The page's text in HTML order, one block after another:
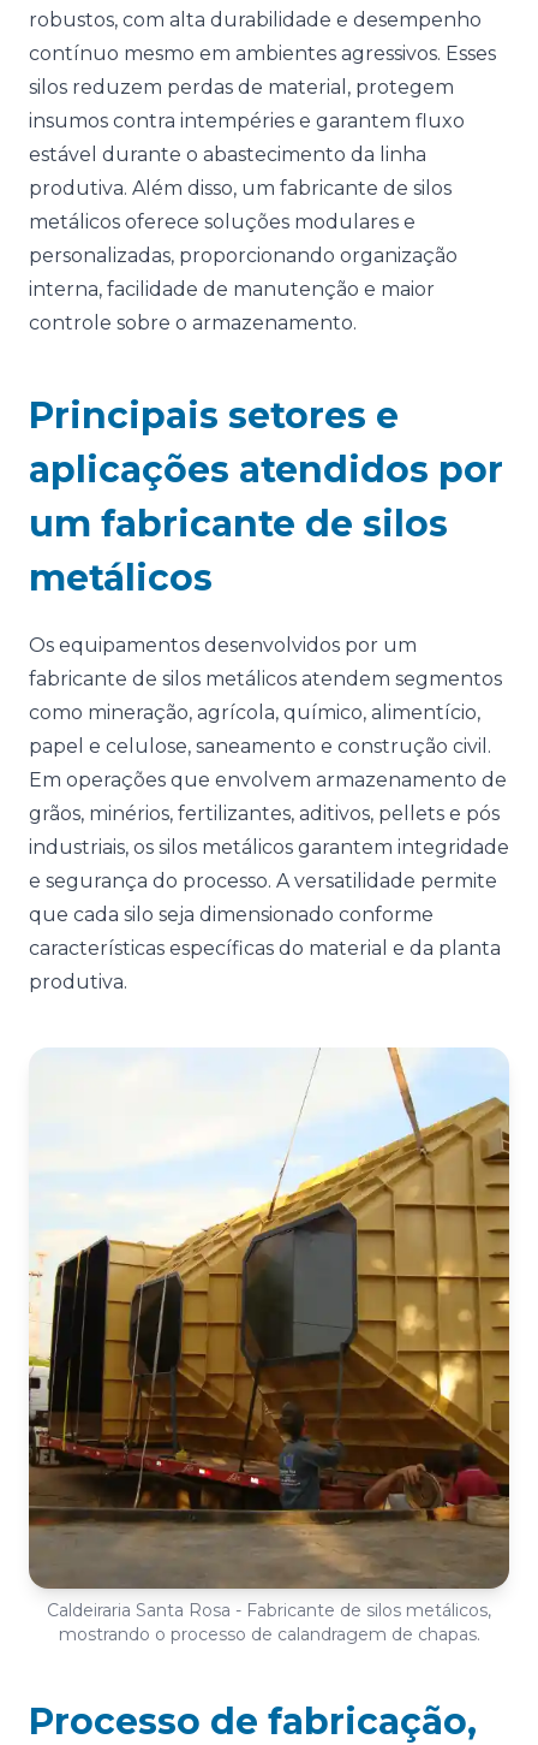
robustos, com alta durabilidade e desempenho
contínuo mesmo em ambientes agressivos. Esses
silos reduzem perdas de material, protegem
insumos contra intempéries e garantem fluxo
estável durante o abastecimento da linha
produtiva. Além disso, um fabricante de silos
metálicos oferece soluções modulares e
personalizadas, proporcionando organização
interna, facilidade de manutenção e maior
controle sobre o armazenamento.
Principais setores e
aplicações atendidos por
um fabricante de silos
metálicos
Os equipamentos desenvolvidos por um
fabricante de silos metálicos atendem segmentos
como mineração, agrícola, químico, alimentício,
papel e celulose, saneamento e construção civil.
Em operações que envolvem armazenamento de
grãos, minérios, fertilizantes, aditivos, pellets e pós
industriais, os silos metálicos garantem integridade
e segurança do processo. A versatilidade permite
que cada silo seja dimensionado conforme
características específicas do material e da planta
produtiva.
Caldeiraria Santa Rosa - Fabricante de silos metálicos,
mostrando o processo de calandragem de chapas.
Processo de fabricação,